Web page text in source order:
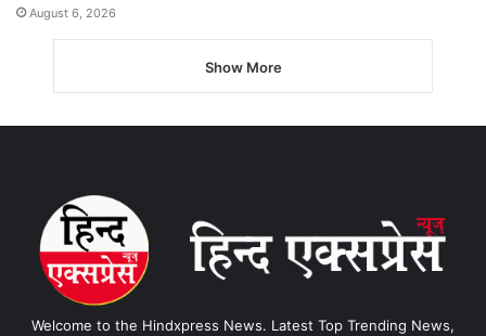
August 6, 2026
Show More
Welcome to the Hindxpress News. Latest Top Trending News,